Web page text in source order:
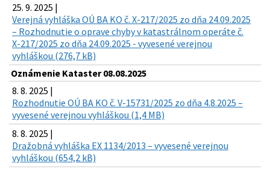
25. 9. 2025 |
Verejná vyhláška OÚ BA KO č. X-217/2025 zo dňa 24.09.2025
– Rozhodnutie o oprave chyby v katastrálnom operáte č.
X-217/2025 zo dňa 24.09.2025 - vyvesené verejnou
vyhláškou (276,7 kB)
Oznámenie Kataster 08.08.2025
8. 8. 2025 |
Rozhodnutie OÚ BA KO č. V-15731/2025 zo dňa 4.8.2025 –
vyvesené verejnou vyhláškou (1,4 MB)
8. 8. 2025 |
Dražobná vyhláška EX 1134/2013 – vyvesené verejnou
vyhláškou (654,2 kB)